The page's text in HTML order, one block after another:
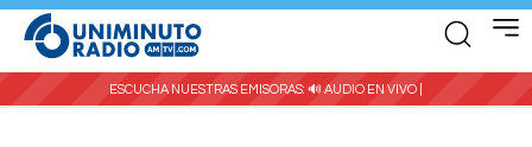
ESCUCHA NUESTRAS EMISORAS: 🔊 AUDIO EN VIVO |